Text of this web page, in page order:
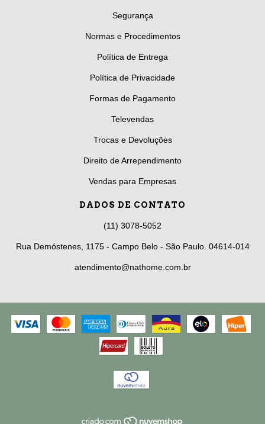
Segurança
Normas e Procedimentos
Política de Entrega
Política de Privacidade
Formas de Pagamento
Televendas
Trocas e Devoluções
Direito de Arrependimento
Vendas para Empresas
DADOS DE CONTATO
(11) 3078-5052
Rua Demóstenes, 1175 - Campo Belo - São Paulo. 04614-014
atendimento@nathome.com.br